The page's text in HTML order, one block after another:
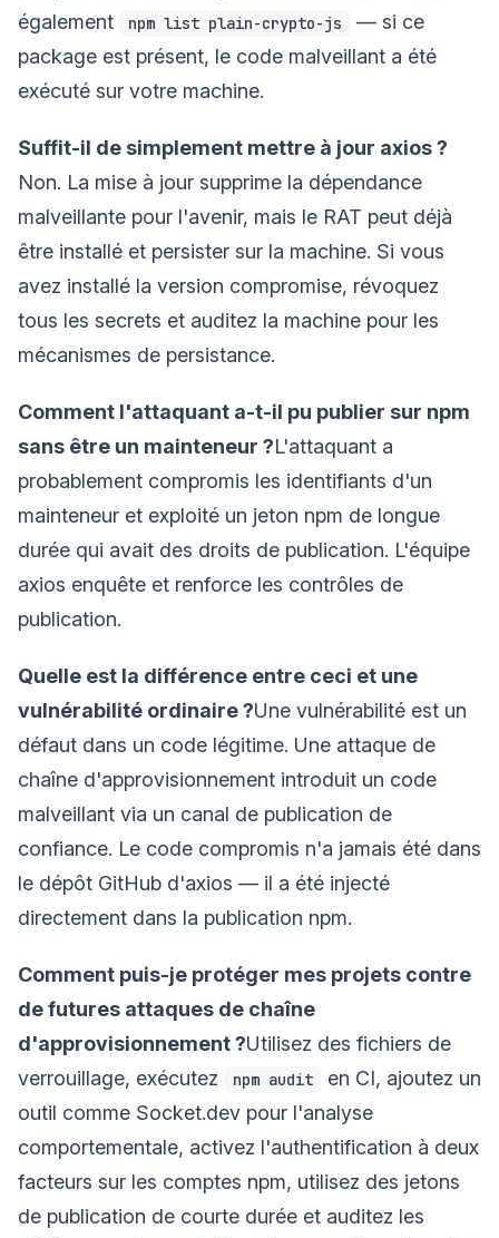
également
npm list plain-crypto-js
— si ce
package est présent, le code malveillant a été
exécuté sur votre machine.
Suffit-il de simplement mettre à jour axios ?
Non. La mise à jour supprime la dépendance
malveillante pour l'avenir, mais le RAT peut déjà
être installé et persister sur la machine. Si vous
avez installé la version compromise, révoquez
tous les secrets et auditez la machine pour les
mécanismes de persistance.
Comment l'attaquant a-t-il pu publier sur npm
sans être un mainteneur ?L'attaquant a
probablement compromis les identifiants d'un
mainteneur et exploité un jeton npm de longue
durée qui avait des droits de publication. L'équipe
axios enquête et renforce les contrôles de
publication.
Quelle est la différence entre ceci et une
vulnérabilité ordinaire ?Une vulnérabilité est un
défaut dans un code légitime. Une attaque de
chaîne d'approvisionnement introduit un code
malveillant via un canal de publication de
confiance. Le code compromis n'a jamais été dans
le dépôt GitHub d'axios — il a été injecté
directement dans la publication npm.
Comment puis-je protéger mes projets contre
de futures attaques de chaîne
d'approvisionnement ?Utilisez des fichiers de
verrouillage, exécutez
npm audit
en CI, ajoutez un
outil comme Socket.dev pour l'analyse
comportementale, activez l'authentification à deux
facteurs sur les comptes npm, utilisez des jetons
de publication de courte durée et auditez les